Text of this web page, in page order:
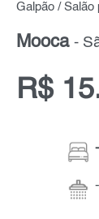
Galpão / Salão
Mooca -
R$